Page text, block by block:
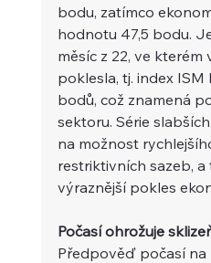
bodu, zatímco
hodnotu 47,5 bodu.
měsíc z 22, ve
poklesla, tj. index
bodů, což znamená
sektoru. Série
na možnost
restriktivních sazeb,
výraznější pokles
Počasí ohrožuje
Předpověď počasí na